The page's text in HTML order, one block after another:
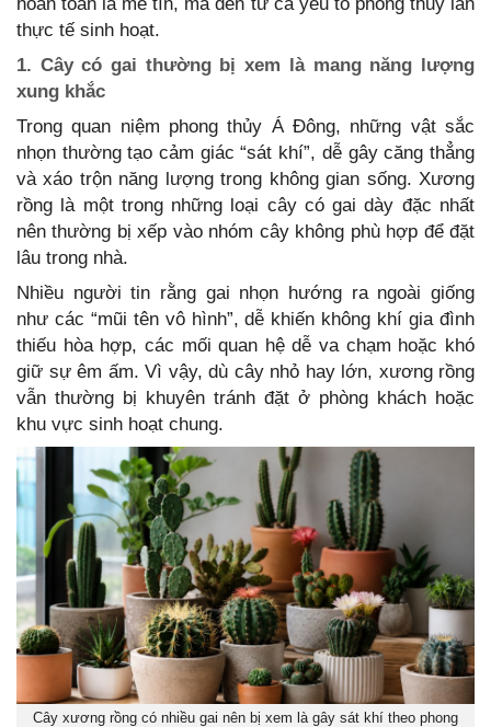
thực tế sinh hoạt.
1. Cây có gai thường bị xem là mang năng lượng
xung khắc
Trong quan niệm phong thủy Á Đông, những vật sắc
nhọn thường tạo cảm giác “sát khí”, dễ gây căng thẳng
và xáo trộn năng lượng trong không gian sống. Xương
rồng là một trong những loại cây có gai dày đặc nhất
nên thường bị xếp vào nhóm cây không phù hợp để đặt
lâu trong nhà.
Nhiều người tin rằng gai nhọn hướng ra ngoài giống
như các “mũi tên vô hình”, dễ khiến không khí gia đình
thiếu hòa hợp, các mối quan hệ dễ va chạm hoặc khó
giữ sự êm ấm. Vì vậy, dù cây nhỏ hay lớn, xương rồng
vẫn thường bị khuyên tránh đặt ở phòng khách hoặc
khu vực sinh hoạt chung.
Cây xương rồng có nhiều gai nên bị xem là gây sát khí theo phong